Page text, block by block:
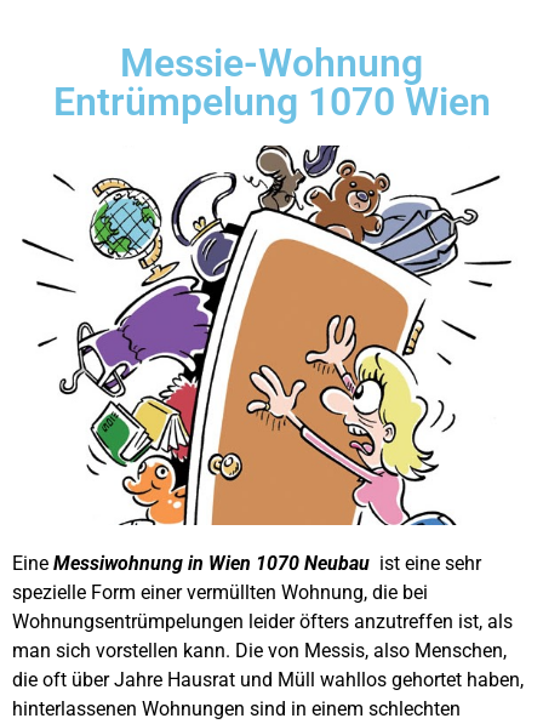
Messie-Wohnung
Entrümpelung 1070 Wien
Eine Messiwohnung in Wien 1070 Neubau ist eine sehr
spezielle Form einer vermüllten Wohnung, die bei
Wohnungsentrümpelungen leider öfters anzutreffen ist, als
man sich vorstellen kann. Die von Messis, also Menschen,
die oft über Jahre Hausrat und Müll wahllos gehortet haben,
hinterlassenen Wohnungen sind in einem schlechten